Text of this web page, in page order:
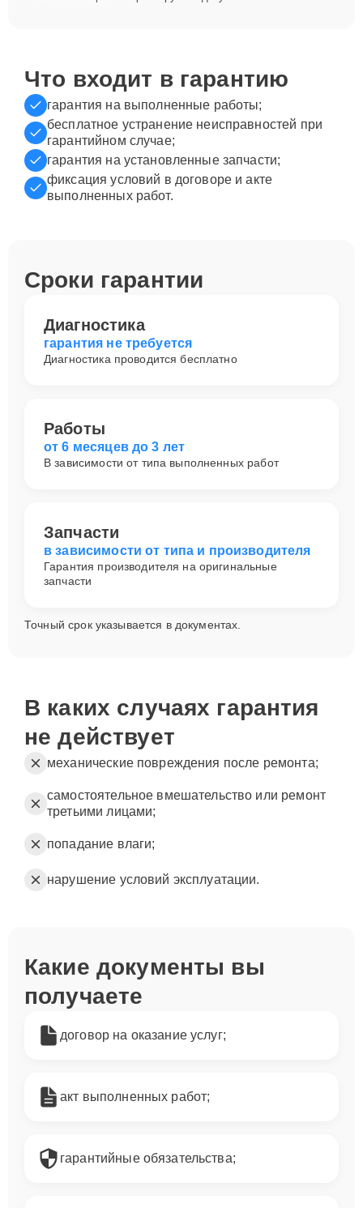
Что входит в гарантию
гарантия на выполненные работы;
бесплатное устранение неисправностей при
гарантийном случае;
гарантия на установленные запчасти;
фиксация условий в договоре и акте
выполненных работ.
Сроки гарантии
Диагностика
гарантия не требуется
Диагностика проводится бесплатно
Работы
от 6 месяцев до 3 лет
В зависимости от типа выполненных работ
Запчасти
в зависимости от типа и производителя
Гарантия производителя на оригинальные
запчасти
Точный срок указывается в документах.
В каких случаях гарантия
не действует
механические повреждения после ремонта;
самостоятельное вмешательство или ремонт
третьими лицами;
попадание влаги;
нарушение условий эксплуатации.
Какие документы вы
получаете
договор на оказание услуг;
акт выполненных работ;
гарантийные обязательства;